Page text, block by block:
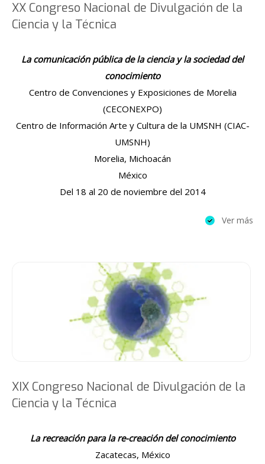
XX Congreso Nacional de Divulgación de la
Ciencia y la Técnica
La comunicación pública de la ciencia y la sociedad del
conocimiento
Centro de Convenciones y Exposiciones de Morelia
(CECONEXPO)
Centro de Información Arte y Cultura de la UMSNH (CIAC-
UMSNH)
Morelia, Michoacán
México
Del 18 al 20 de noviembre del 2014
Ver más
XIX Congreso Nacional de Divulgación de la
Ciencia y la Técnica
La recreación para la re-creación del conocimiento
Zacatecas, México